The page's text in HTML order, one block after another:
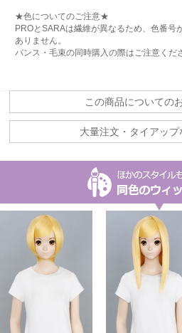
★色についてのご注意★
PROとSARAは繊維が異なるため、色番号
ありません。
バンス・毛束の同時購入の際はご注意くだ
この商品についての
大量注文・タイアッ